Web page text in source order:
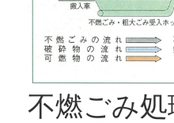
不燃ごみ